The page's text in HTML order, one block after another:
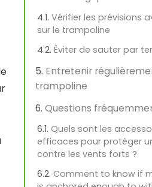
Vérifier les prévisions
sur le trampoline
Éviter de sauter par
Entretenir
trampoline
Questions
Quels sont les
efficaces pour protéger
contre les vents forts ?
Comment to know if